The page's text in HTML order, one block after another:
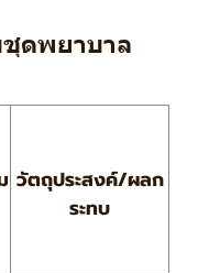
ชุดพยาบาล
วัตถุประสงค์/ผลก
ระทบ